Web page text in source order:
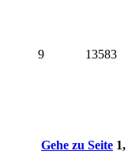
9 13583
Gehe zu Seite 1,